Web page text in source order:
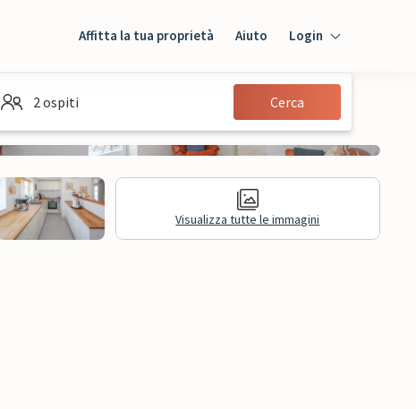
Affitta la tua proprietà Aiuto Login
Ospiti
2 ospiti Cerca
Visualizza tutte le immagini